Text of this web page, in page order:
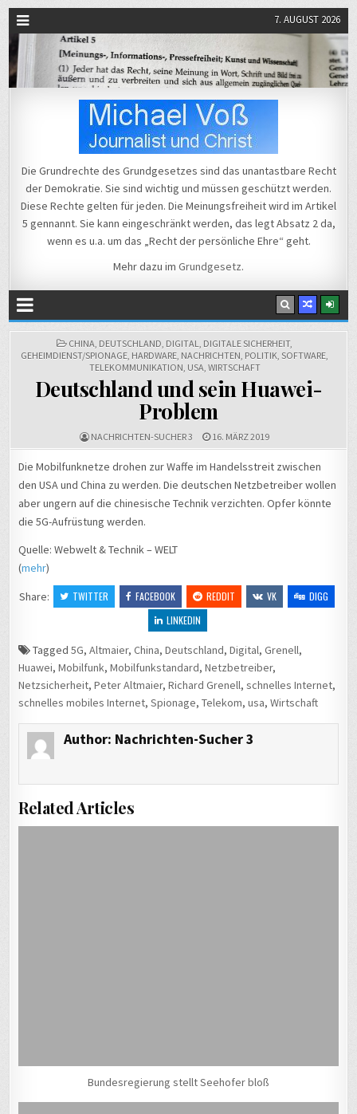
7. AUGUST 2026
Michael Voß
Die Grundrechte des Grundgesetzes sind das unantastbare Recht
der Demokratie. Sie sind wichtig und müssen geschützt werden.
Diese Rechte gelten für jeden. Die Meinungsfreiheit wird im Artikel
5 gennannt. Sie kann eingeschränkt werden, das legt Absatz 2 da,
wenn es u.a. um das „Recht der persönliche Ehre“ geht.
Mehr dazu im Grundgesetz.
POSTED
IN
CHINA, DEUTSCHLAND, DIGITAL, DIGITALE SICHERHEIT,
GEHEIMDIENST/SPIONAGE, HARDWARE, NACHRICHTEN, POLITIK, SOFTWARE,
TELEKOMMUNIKATION, USA, WIRTSCHAFT
Deutschland und sein Huawei-
Problem
NACHRICHTEN-SUCHER 3 16. MÄRZ 2019
Die Mobilfunknetze drohen zur Waffe im Handelsstreit zwischen
den USA und China zu werden. Die deutschen Netzbetreiber wollen
aber ungern auf die chinesische Technik verzichten. Opfer könnte
die 5G-Aufrüstung werden.
Quelle: Webwelt & Technik – WELT
(mehr)
Share:
TWITTER FACEBOOK REDDIT VK
DIGG
LINKEDIN
Tagged5G,Altmaier,China,Deutschland,Digital,Grenell,
Huawei,Mobilfunk,Mobilfunkstandard,Netzbetreiber,
Netzsicherheit,Peter Altmaier,Richard Grenell,schnelles Internet,
schnelles mobiles Internet,Spionage,Telekom,usa,Wirtschaft
Author: Nachrichten-Sucher 3
Related Articles
Bundesregierung stellt Seehofer bloß